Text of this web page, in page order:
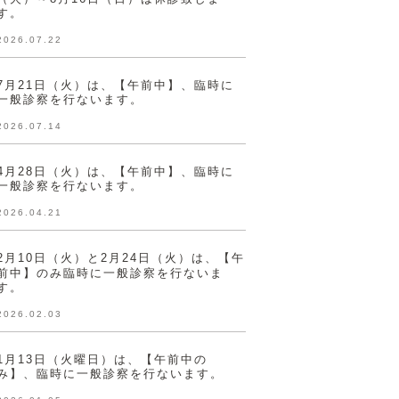
。
月21日（火）は、【午前中】、臨時に
般診察を行ないます。
月28日（火）は、【午前中】、臨時に
般診察を行ないます。
月10日（火）と2月24日（火）は、【午
中】のみ臨時に一般診察を行ないま
。
月13日（火曜日）は、【午前中の
】、臨時に一般診察を行ないます。